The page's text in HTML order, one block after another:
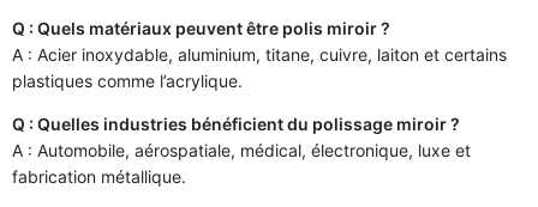
Q : Quels matériaux peuvent être polis miroir ?
A : Acier inoxydable, aluminium, titane, cuivre, laiton et certains
plastiques comme l’acrylique.
Q : Quelles industries bénéficient du polissage miroir ?
A : Automobile, aérospatiale, médical, électronique, luxe et
fabrication métallique.